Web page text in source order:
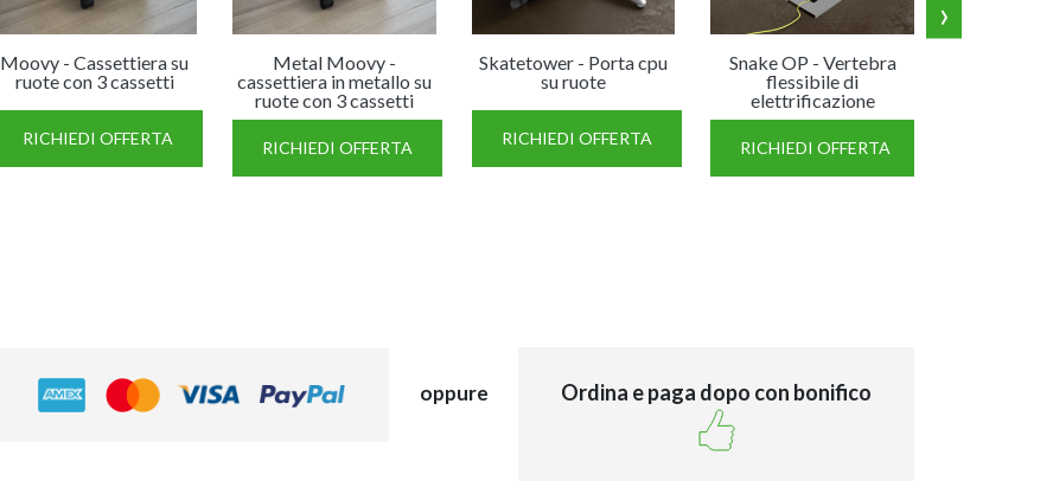
Moovy - Cassettiera su
ruote con 3 cassetti
RICHIEDI OFFERTA
Metal Moovy -
cassettiera in metallo su
ruote con 3 cassetti
RICHIEDI OFFERTA
Skatetower - Porta cpu
su ruote
RICHIEDI OFFERTA
Snake OP - Vertebra
flessibile di
elettrificazione
RICHIEDI OFFERTA
›
oppure Ordina e paga dopo con bonifico